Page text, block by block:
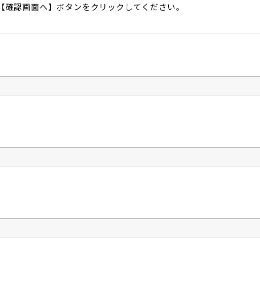
認画面へ】ボタンをクリックしてください。